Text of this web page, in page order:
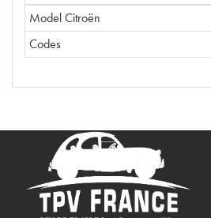
Model Citroën
Codes